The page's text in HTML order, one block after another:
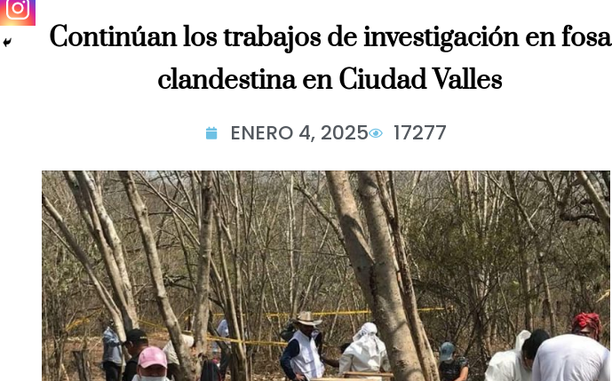
Continúan los trabajos de investigación en fosa
clandestina en Ciudad Valles
ENERO 4, 2025 17277